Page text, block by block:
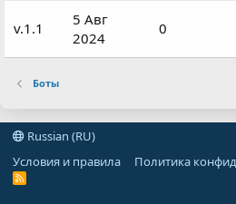
v.1.1
5 Авг
2024
0
Боты
Russian (RU)
Условия и правила
Политика
R